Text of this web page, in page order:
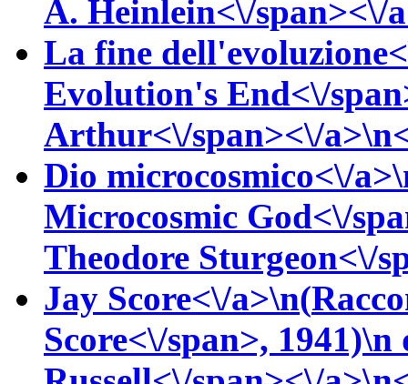
A. Heinlein<\/span><\/
La fine
Evolution's End<\/
Arthur<\/span><\/
Dio microcosmico<\/
Microcosmic God<\/
Theodore Sturgeon<\/
Jay Score<\/a>\n(
Score<\/span>, 1941)\n